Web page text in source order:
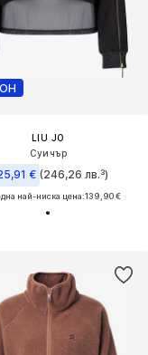
LIU JO
Суичър
€ (246,26 лв.³)
най-ниска цена:139,90 €